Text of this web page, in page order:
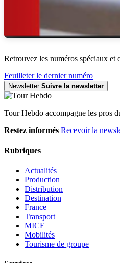
Retrouvez les numéros spéciaux et
Feuilleter le dernier numéro
Newsletter Suivre la newsletter
Tour Hebdo accompagne les pros
Restez informés Recevoir la
Rubriques
Actualités
Production
Distribution
Destination
France
Transport
MICE
Mobilités
Tourisme de groupe